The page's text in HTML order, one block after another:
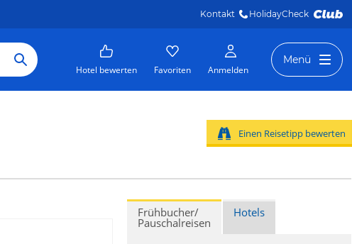
Kontakt HolidayCheck
Hotel bewerten Favoriten Anmelden
Menü
Einen Reisetipp bewerten
Frühbucher/
Pauschalreisen
Hotels